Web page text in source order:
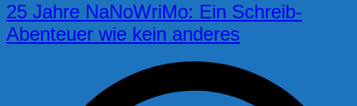
25 Jahre NaNoWriMo: Ein Schreib-
Abenteuer wie kein anderes